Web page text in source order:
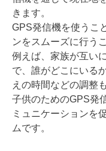
きます。
GPS発信機を使うこ
ンをスムーズに行う
例えば、家族が互い
で、誰がどこにいる
えの時間などの調整
子供のためのGPS発
ミュニケーションを
ムです。